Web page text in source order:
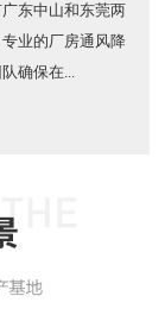
东中山和东莞两
业的厂房通风降
确保在...